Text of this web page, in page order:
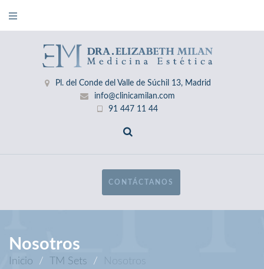
Pl. del Conde del Valle de Súchil 13, Madrid
info@clinicamilan.com
91 447 11 44
CONTÁCTANOS
Nosotros
Inicio / TM Sets /